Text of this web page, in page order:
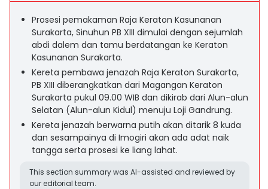
Prosesi pemakaman Raja Keraton Kasunanan
Surakarta, Sinuhun PB XIII dimulai dengan sejumlah
abdi dalem dan tamu berdatangan ke Keraton
Kasunanan Surakarta.
Kereta pembawa jenazah Raja Keraton Surakarta,
PB XIII diberangkatkan dari Magangan Keraton
Surakarta pukul 09.00 WIB dan dikirab dari Alun-alun
Selatan (Alun-alun Kidul) menuju Loji Gandrung.
Kereta jenazah berwarna putih akan ditarik 8 kuda
dan sesampainya di Imogiri akan ada adat naik
tangga serta prosesi ke liang lahat.
This section summary was AI-assisted and reviewed by
our editorial team.